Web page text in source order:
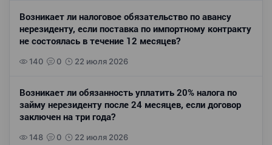
Возникает ли налоговое обязательство по авансу
нерезиденту, если поставка по импортному контракту
не состоялась в течение 12 месяцев?
140 0 22 июля 2026
Возникает ли обязанность уплатить 20% налога по
займу нерезиденту после 24 месяцев, если договор
заключен на три года?
148 0 22 июля 2026